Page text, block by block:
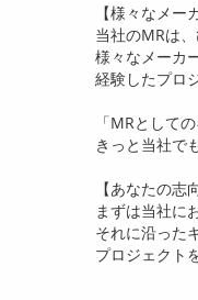
【様々なメー
当社のMRは
様々なメーカ
経験したプロ
「MRとして
きっと当社で
【あなたの志
まずは当社に
それに沿った
プロジェクト